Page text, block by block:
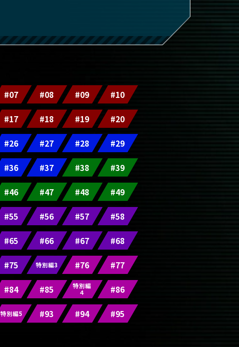
#07 #08 #09 #10
#17 #18 #19 #20
#26 #27 #28 #29
#36 #37 #38 #39
#46 #47 #48 #49
#55 #56 #57 #58
#65 #66 #67 #68
#75 特別編3 #76 #77
#84 #85
特別編
４
#86
特別編5 #93 #94 #95